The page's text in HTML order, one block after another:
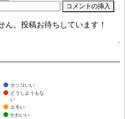
ん。投稿お待ちしています！
↑
カッコいい
どうしようもな
い
エモい
かわいい